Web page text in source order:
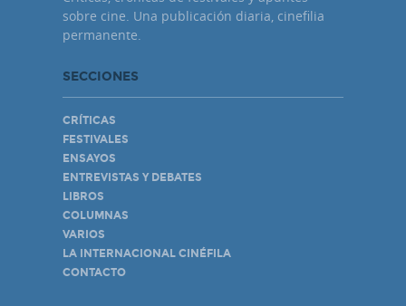
sobre cine. Una publicación diaria, cinefilia
permanente.
SECCIONES
CRÍTICAS
FESTIVALES
ENSAYOS
ENTREVISTAS Y DEBATES
LIBROS
COLUMNAS
VARIOS
LA INTERNACIONAL CINÉFILA
CONTACTO